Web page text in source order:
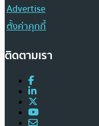
Advertise
ตั้งค่าคุกกี้
ติดตามเรา